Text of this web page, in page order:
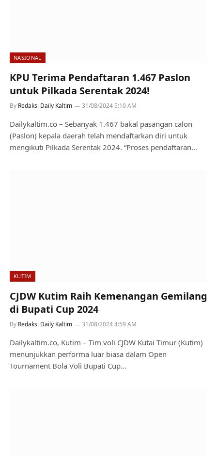
NASIONAL
KPU Terima Pendaftaran 1.467 Paslon
untuk Pilkada Serentak 2024!
By Redaksi Daily Kaltim 31/08/2024 5:10 AM
Dailykaltim.co – Sebanyak 1.467 bakal pasangan calon
(Paslon) kepala daerah telah mendaftarkan diri untuk
mengikuti Pilkada Serentak 2024. “Proses pendaftaran…
KUTIM
CJDW Kutim Raih Kemenangan Gemilang
di Bupati Cup 2024
By Redaksi Daily Kaltim 31/08/2024 4:59 AM
Dailykaltim.co, Kutim – Tim voli CJDW Kutai Timur (Kutim)
menunjukkan performa luar biasa dalam Open
Tournament Bola Voli Bupati Cup…